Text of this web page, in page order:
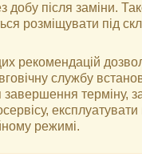
добу після заміни.
розміщувати під
рекомендацій
службу
завершення терміну,
режимі.